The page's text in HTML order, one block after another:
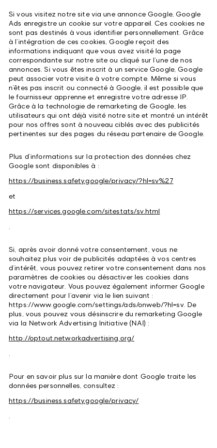
Si vous visitez notre site via une annonce Google, Google
Ads enregistre un cookie sur votre appareil. Ces cookies ne
sont pas destinés à vous identifier personnellement. Grâce
à l’intégration de ces cookies, Google reçoit des
informations indiquant que vous avez visité la page
correspondante sur notre site ou cliqué sur l’une de nos
annonces. Si vous êtes inscrit à un service Google, Google
peut associer votre visite à votre compte. Même si vous
n’êtes pas inscrit ou connecté à Google, il est possible que
le fournisseur apprenne et enregistre votre adresse IP.
Grâce à la technologie de remarketing de Google, les
utilisateurs qui ont déjà visité notre site et montré un intérêt
pour nos offres sont à nouveau ciblés avec des publicités
pertinentes sur des pages du réseau partenaire de Google.
Plus d’informations sur la protection des données chez
Google sont disponibles à :
https://business.safety.google/privacy/?hl=sv%27
et
https://services.google.com/sitestats/sv.html
Si, après avoir donné votre consentement, vous ne
souhaitez plus voir de publicités adaptées à vos centres
d’intérêt, vous pouvez retirer votre consentement dans nos
paramètres de cookies ou désactiver les cookies dans
votre navigateur. Vous pouvez également informer Google
directement pour l’avenir via le lien suivant :
https://www.google.com/settings/ads/onweb/?hl=sv. De
plus, vous pouvez vous désinscrire du remarketing Google
via la Network Advertising Initiative (NAI) :
http://optout.networkadvertising.org/
Pour en savoir plus sur la manière dont Google traite les
données personnelles, consultez :
https://business.safety.google/privacy/